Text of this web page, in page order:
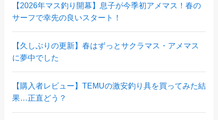
【2026年マス釣り開幕】息子が今季初アメマス！春の
サーフで幸先の良いスタート！
【久しぶりの更新】春はずっとサクラマス・アメマス
に夢中でした
【購入者レビュー】TEMUの激安釣り具を買ってみた結
果…正直どう？